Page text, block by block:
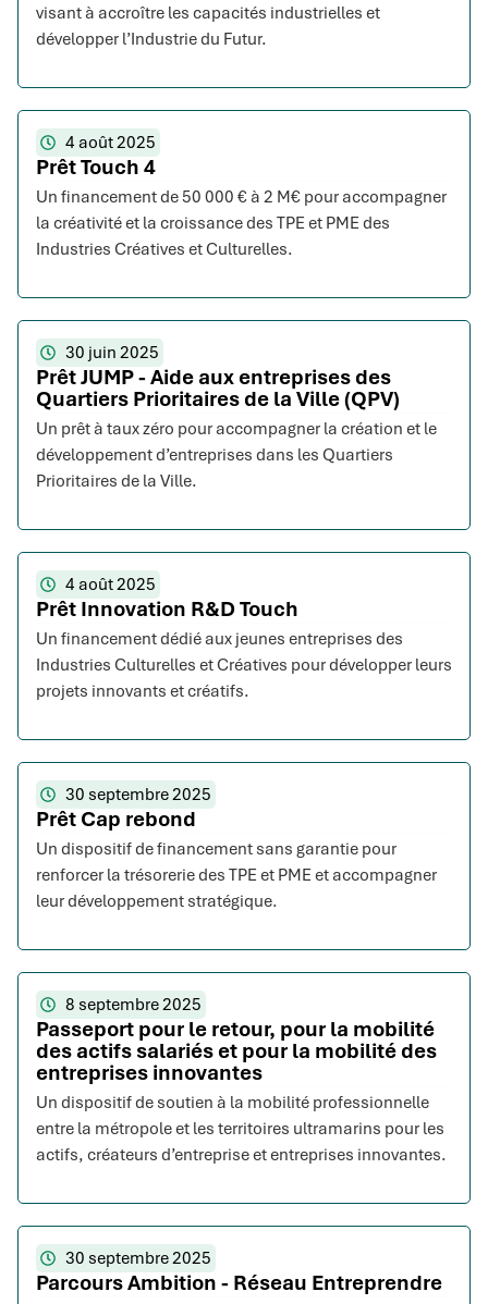
visant à accroître les capacités industrielles et
développer l’Industrie du Futur.
4 août 2025
Prêt Touch 4
Un financement de 50 000 € à 2 M€ pour accompagner
la créativité et la croissance des TPE et PME des
Industries Créatives et Culturelles.
30 juin 2025
Prêt JUMP - Aide aux entreprises des
Quartiers Prioritaires de la Ville (QPV)
Un prêt à taux zéro pour accompagner la création et le
développement d’entreprises dans les Quartiers
Prioritaires de la Ville.
4 août 2025
Prêt Innovation R&D Touch
Un financement dédié aux jeunes entreprises des
Industries Culturelles et Créatives pour développer leurs
projets innovants et créatifs.
30 septembre 2025
Prêt Cap rebond
Un dispositif de financement sans garantie pour
renforcer la trésorerie des TPE et PME et accompagner
leur développement stratégique.
8 septembre 2025
Passeport pour le retour, pour la mobilité
des actifs salariés et pour la mobilité des
entreprises innovantes
Un dispositif de soutien à la mobilité professionnelle
entre la métropole et les territoires ultramarins pour les
actifs, créateurs d’entreprise et entreprises innovantes.
30 septembre 2025
Parcours Ambition - Réseau Entreprendre